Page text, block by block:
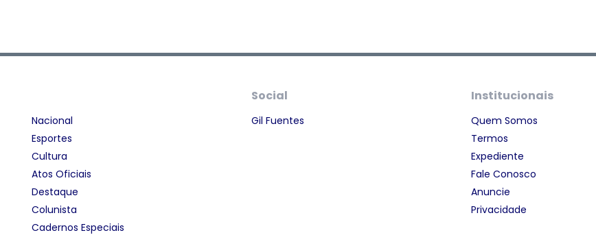
Nacional
Esportes
Cultura
Atos Oficiais
Destaque
Colunista
Cadernos Especiais
Social
Gil Fuentes
Institucionais
Quem Somos
Termos
Expediente
Fale Conosco
Anuncie
Privacidade